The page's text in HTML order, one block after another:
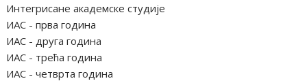
Интегрисане академске студије
ИАС - прва година
ИАС - друга година
ИАС - трећа година
ИАС - четврта година